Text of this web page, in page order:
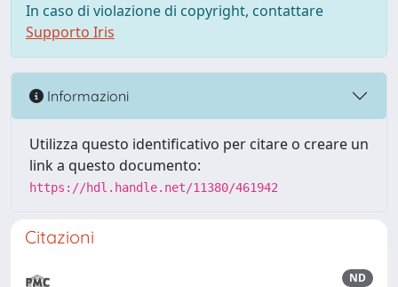
In caso di violazione di copyright, contattare
Supporto Iris
Informazioni
Utilizza questo identificativo per citare o creare un
link a questo documento:
https://hdl.handle.net/11380/461942
Citazioni
ND